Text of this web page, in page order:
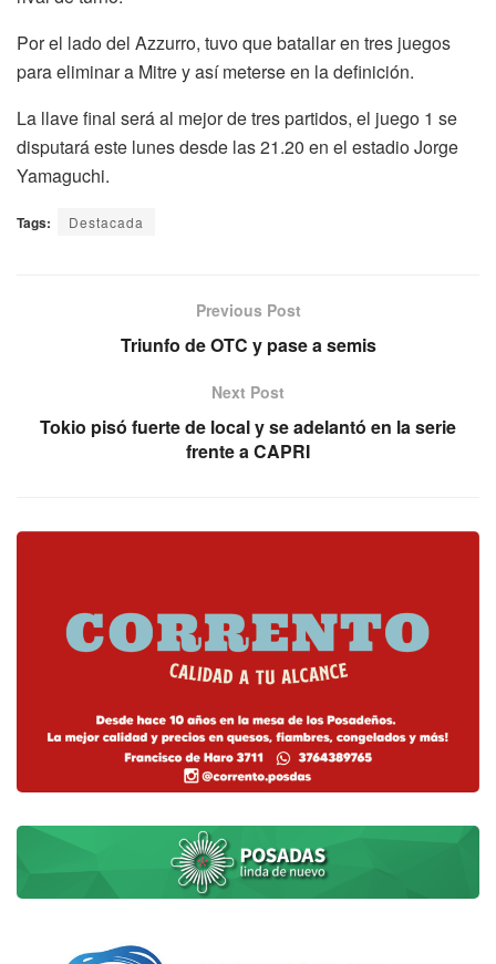
Por el lado del Azzurro, tuvo que batallar en tres juegos
para eliminar a Mitre y así meterse en la definición.
La llave final será al mejor de tres partidos, el juego 1 se
disputará este lunes desde las 21.20 en el estadio Jorge
Yamaguchi.
Tags: Destacada
Previous Post
Triunfo de OTC y pase a semis
Next Post
Tokio pisó fuerte de local y se adelantó en la serie
frente a CAPRI